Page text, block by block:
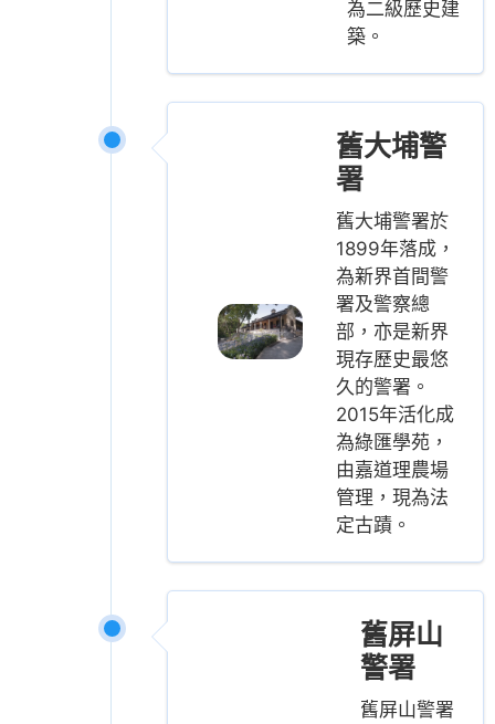
為二級歷史建
築。
舊大埔警
署
舊大埔警署於
1899年落成，
為新界首間警
署及警察總
部，亦是新界
現存歷史最悠
久的警署。
2015年活化成
為綠匯學苑，
由嘉道理農場
管理，現為法
定古蹟。
舊屏山
警署
舊屏山警署